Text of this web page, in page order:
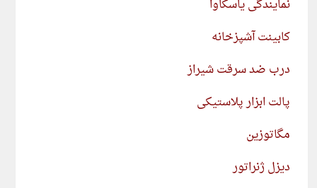
نمایندگی یاسکاوا
کابینت آشپزخانه
درب ضد سرقت شیراز
پالت ابزار پلاستیکی
مگاتوزین
دیزل ژنراتور